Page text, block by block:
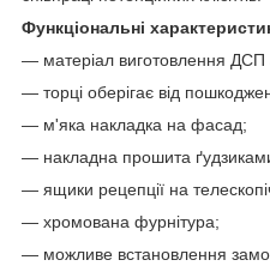
Функціональні
― матеріал виготовлення
― торці оберігає від
― м'яка накладка на фасад;
― накладна прошита
― ящики рецепції на
― хромована фурнітура;
― можливе встановлення